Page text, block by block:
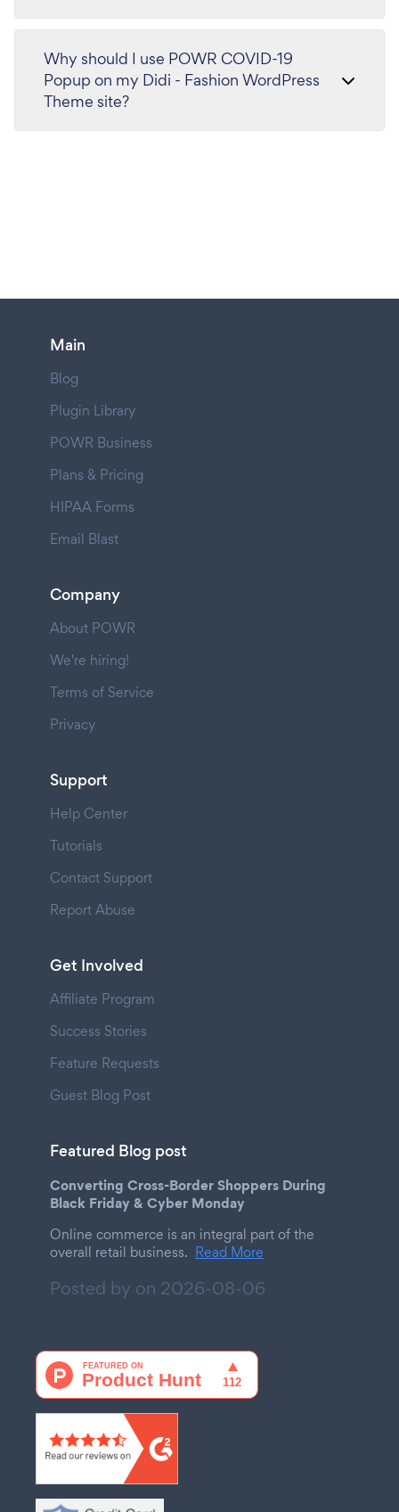
Why should I use POWR COVID-19
Popup on my Didi - Fashion WordPress
Theme site?
Main
Blog
Plugin Library
POWR Business
Plans & Pricing
HIPAA Forms
Email Blast
Company
About POWR
We're hiring!
Terms of Service
Privacy
Support
Help Center
Tutorials
Contact Support
Report Abuse
Get Involved
Affiliate Program
Success Stories
Feature Requests
Guest Blog Post
Featured Blog post
Converting Cross-Border Shoppers During
Black Friday & Cyber Monday
Online commerce is an integral part of the
overall retail business. Read More
Posted by on 2026-08-06